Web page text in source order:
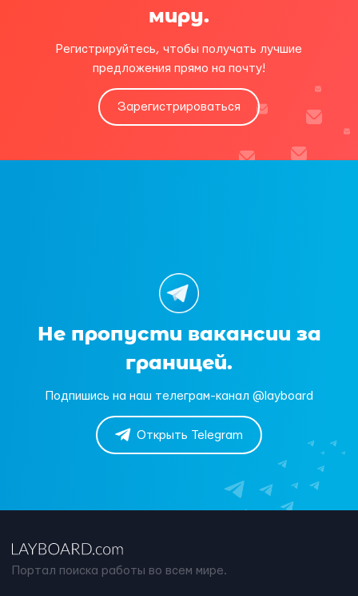
миру.
Регистрируйтесь, чтобы получать лучшие
предложения прямо на почту!
Зарегистрироваться
Не пропусти вакансии за
границей.
Подпишись на наш телеграм-канал @layboard
Открыть Telegram
Портал поиска работы во всем мире.